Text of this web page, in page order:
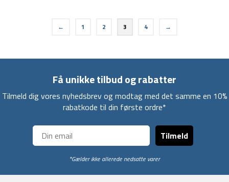
← 1 2 3 4 →
Få unikke tilbud og rabatter
Tilmeld dig vores nyhedsbrev og modtag med det samme en 10%
rabatkode til din første ordre*
Tilmeld
*Gælder ikke allerede nedsatte varer